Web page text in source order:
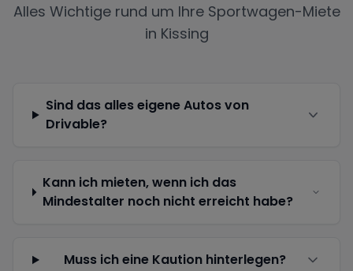
Alles Wichtige rund um Ihre Sportwagen-Miete
in Kissing
Sind das alles eigene Autos von
Drivable?
Kann ich mieten, wenn ich das
Mindestalter noch nicht erreicht habe?
Muss ich eine Kaution hinterlegen?